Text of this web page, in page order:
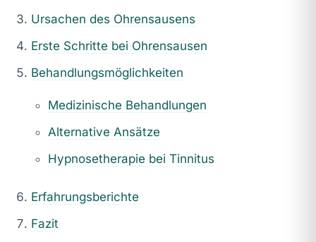
Ursachen des Ohrensausens
Erste Schritte bei Ohrensausen
Behandlungsmöglichkeiten
Medizinische Behandlungen
Alternative Ansätze
Hypnosetherapie bei Tinnitus
Erfahrungsberichte
Fazit